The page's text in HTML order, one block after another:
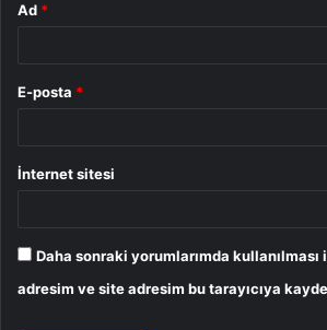
Ad *
E-posta *
İnternet sitesi
Daha sonraki yorumlarımda kullanılması
adresim ve site adresim bu tarayıcıya